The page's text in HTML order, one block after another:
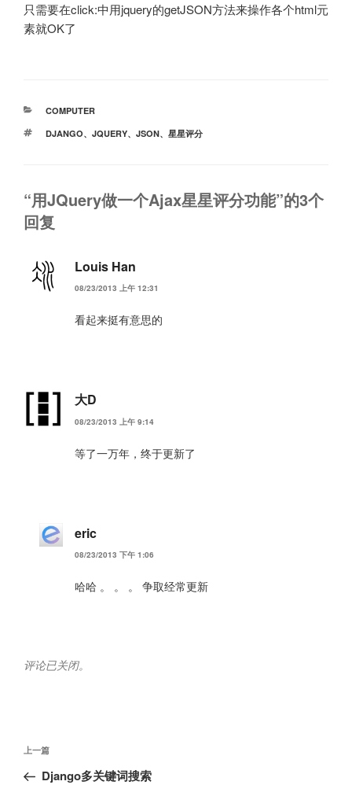
只需要在click:中用jquery的getJSON方法来操作各个html元
素就OK了
分
COMPUTER
标
DJANGO、 JQUERY、 JSON、 星星评分
“用JQuery做一个Ajax星星评分功能”的3个
回复
Louis Han
08/23/2013 上午 12:31
看起来挺有意思的
大D
08/23/2013 上午 9:14
等了一万年，终于更新了
eric
08/23/2013 下午 1:06
哈哈 。 。 。 争取经常更新
评论已关闭。
文
导
上
一
上一篇
Django多关键词搜索